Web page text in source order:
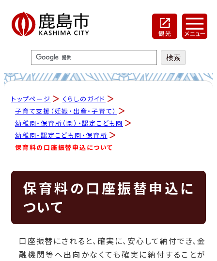
トップページ
くらしのガイド
子育て支援（妊娠・出産・子育て）
幼稚園・保育所（園）・認定こども園
幼稚園・認定こども園・保育所
保育料の口座振替申込について
保育料の口座振替申込に
ついて
口座振替にされると、確実に、安心して納付でき、金
融機関等へ出向かなくても確実に納付することが